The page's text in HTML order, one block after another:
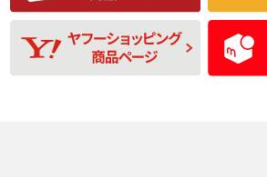
D
使用感や目立つ傷が
あり、一般的な中古
品
D